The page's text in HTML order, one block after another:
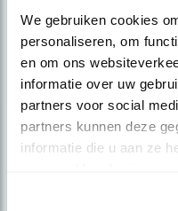
We gebruiken cookies
personaliseren, om
en om ons
informatie over uw
partners voor social
partners kunnen deze
informatie die u aan ze